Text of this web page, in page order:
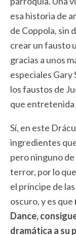
esa historia de
de Coppola, sin
crear un fausto
gracias a unos
especiales Gary
los faustos de
que entretenida
Sí, en este
ingredientes
pero ninguno
terror, por lo
el príncipe de
oscuro, y es que
Dance,
dramática a su